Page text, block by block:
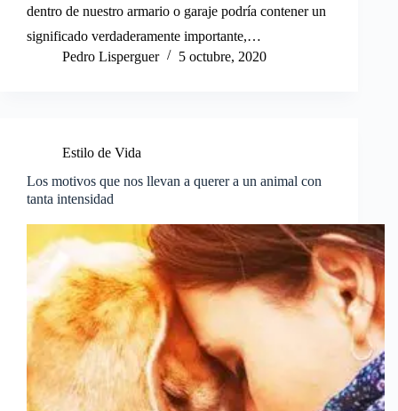
dentro de nuestro armario o garaje podría contener un
significado verdaderamente importante,…
Pedro Lisperguer
5 octubre, 2020
Estilo de Vida
Los motivos que nos llevan a querer a un animal con
tanta intensidad